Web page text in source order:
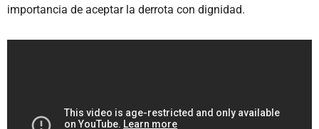
importancia de aceptar la derrota con dignidad.